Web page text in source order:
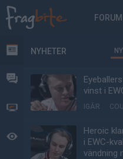
FORUM
NYHETER
FORUM
VIDEO
BEVAKAT
NYHETER
vinst i
IGÅR
Heroic
i EWC-
vändning